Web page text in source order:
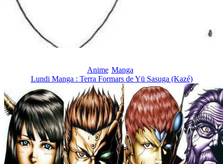
Anime Manga
Lundi Manga : Terra Formars de Yū Sasuga (Kazé)